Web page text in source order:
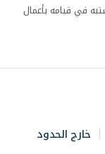
في قيامه بأعمال
خارج الحدود